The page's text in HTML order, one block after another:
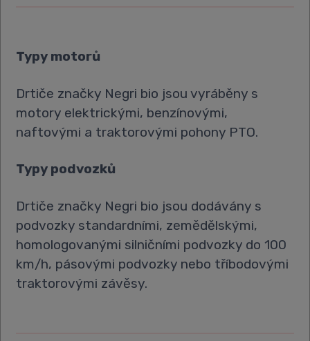
Typy motorů
Drtiče značky Negri bio jsou vyráběny s
motory elektrickými, benzínovými,
naftovými a traktorovými pohony PTO.
Typy podvozků
Drtiče značky Negri bio jsou dodávány s
podvozky standardními, zemědělskými,
homologovanými silničními podvozky do 100
km/h, pásovými podvozky nebo tříbodovými
traktorovými závěsy.